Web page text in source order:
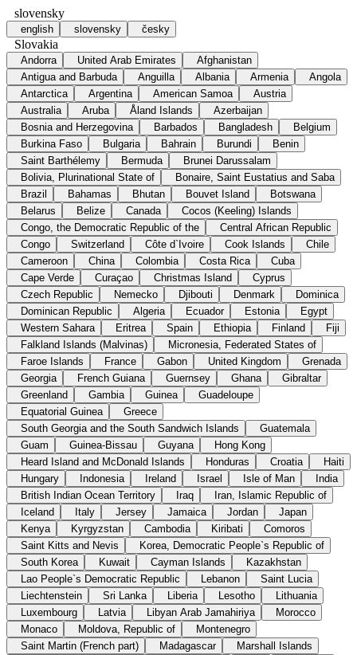
slovensky
english slovensky česky
Slovakia
Andorra United Arab Emirates
Afghanistan
Antigua and Barbuda
Anguilla Albania Armenia
Angola
Antarctica
Argentina American Samoa
Austria
Australia
Aruba Åland Islands
Azerbaijan
Bosnia and Herzegovina
Barbados Bangladesh
Belgium
Burkina Faso
Bulgaria Bahrain Burundi
Benin
Saint Barthélemy
Bermuda
Brunei Darussalam
Bolivia, Plurinational State of
Bonaire, Saint Eustatius and Saba
Brazil
Bahamas Bhutan Bouvet Island
Botswana
Belarus
Belize Canada
Cocos (Keeling) Islands
Congo, the Democratic Republic of the
Central African Republic
Congo
Switzerland Côte d`Ivoire Cook Islands
Chile
Cameroon
China Colombia Costa Rica
Cuba
Cape Verde
Curaçao Christmas Island
Cyprus
Czech Republic
Nemecko Djibouti Denmark
Dominica
Dominican Republic
Algeria Ecuador Estonia
Egypt
Western Sahara
Eritrea Spain Ethiopia Finland
Fiji
Falkland Islands (Malvinas)
Micronesia, Federated States of
Faroe Islands
France Gabon United Kingdom
Grenada
Georgia
French Guiana Guernsey Ghana
Gibraltar
Greenland
Gambia Guinea
Guadeloupe
Equatorial Guinea
Greece
South Georgia and the South Sandwich Islands
Guatemala
Guam
Guinea-Bissau Guyana
Hong Kong
Heard Island and McDonald Islands
Honduras Croatia
Haiti
Hungary
Indonesia Ireland Israel Isle of Man
India
British Indian Ocean Territory
Iraq
Iran, Islamic Republic of
Iceland
Italy Jersey Jamaica Jordan
Japan
Kenya
Kyrgyzstan Cambodia Kiribati
Comoros
Saint Kitts and Nevis
Korea, Democratic People`s Republic of
South Korea
Kuwait Cayman Islands
Kazakhstan
Lao People`s Democratic Republic
Lebanon
Saint Lucia
Liechtenstein
Sri Lanka Liberia Lesotho
Lithuania
Luxembourg
Latvia Libyan Arab Jamahiriya
Morocco
Monaco
Moldova, Republic of
Montenegro
Saint Martin (French part)
Madagascar
Marshall Islands